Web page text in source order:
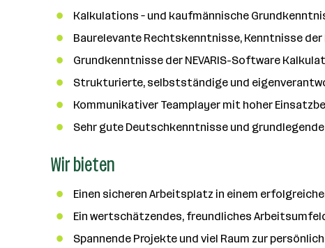
n
Kalkulations – und kaufmännische
Baurelevante Rechtskenntnisse, Kenntnisse
Grundkenntnisse der NEVARIS-Software
Strukturierte, selbstständige und
Kommunikativer Teamplayer mit hoher
Sehr gute Deutschkenntnisse und
Wir bieten
Einen sicheren Arbeitsplatz in einem
Ein wertschätzendes, freundliches
Spannende Projekte und viel Raum zur